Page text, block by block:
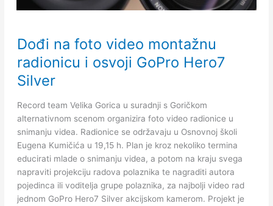
Dođi na foto video montažnu
radionicu i osvoji GoPro Hero7
Silver
Record team Velika Gorica u suradnji s Goričkom
alternativnom scenom organizira foto video radionice u
snimanju videa. Radionice se održavaju u Osnovnoj školi
Eugena Kumičića u 19,15 h. Plan je kroz nekoliko termina
educirati mlade o snimanju videa, a potom na kraju svega
napraviti projekciju radova polaznika te nagraditi autora
pojedinca ili voditelja grupe polaznika, za najbolji video rad
jednom GoPro Hero7 Silver akcijskom kamerom. Projekt je
na
video
montažnu
i
osvoji
GoPro
Hero7
Silver